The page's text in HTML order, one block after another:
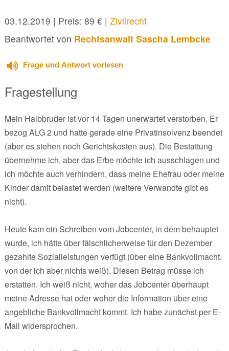
03.12.2019 | Preis: 89 € | Zivilrecht
Beantwortet von Rechtsanwalt Sascha Lembcke
Frage und Antwort vorlesen
Fragestellung
Mein Halbbruder ist vor 14 Tagen unerwartet verstorben. Er
bezog ALG 2 und hatte gerade eine Privatinsolvenz beendet
(aber es stehen noch Gerichtskosten aus). Die Bestattung
übernehme ich, aber das Erbe möchte ich ausschlagen und
ich möchte auch verhindern, dass meine Ehefrau oder meine
Kinder damit belastet werden (weitere Verwandte gibt es
nicht).
Heute kam ein Schreiben vom Jobcenter, in dem behauptet
wurde, ich hätte über fälschlicherweise für den Dezember
gezahlte Sozialleistungen verfügt (über eine Bankvollmacht,
von der ich aber nichts weiß). Diesen Betrag müsse ich
erstatten. Ich weiß nicht, woher das Jobcenter überhaupt
meine Adresse hat oder woher die Information über eine
angebliche Bankvollmacht kommt. Ich habe zunächst per E-
Mail widersprochen.